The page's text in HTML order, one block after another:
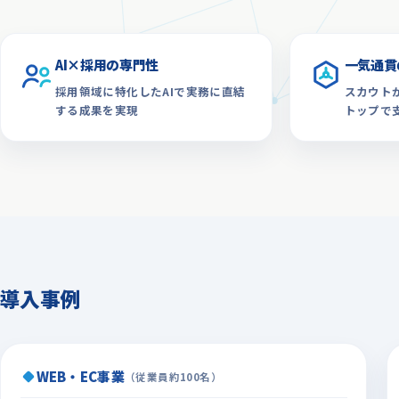
AI×採用の専門性
採用領域に特化したAIで実務に直結
する成果を実現
一気通
スカウト
トップで
導入事例
WEB・EC事業（従業員約100名）